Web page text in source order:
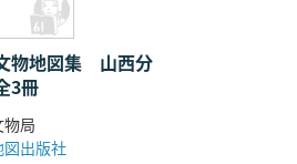
物地図集 山西分
3冊
物局
図出版社